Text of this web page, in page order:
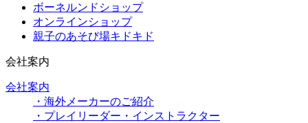
ボーネルンドショップ
オンラインショップ
親子のあそび場キドキド
会社案内
会社案内
・海外メーカーのご紹介
・プレイリーダー・インストラクター